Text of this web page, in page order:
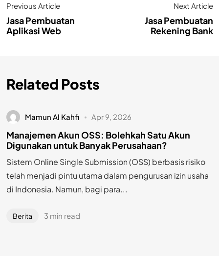
Previous Article
Jasa Pembuatan
Aplikasi Web
Next Article
Jasa Pembuatan
Rekening Bank
Related Posts
Mamun Al Kahfi Apr 9, 2026
Manajemen Akun OSS: Bolehkah Satu Akun
Digunakan untuk Banyak Perusahaan?
Sistem Online Single Submission (OSS) berbasis risiko
telah menjadi pintu utama dalam pengurusan izin usaha
di Indonesia. Namun, bagi para...
Berita 3 min read